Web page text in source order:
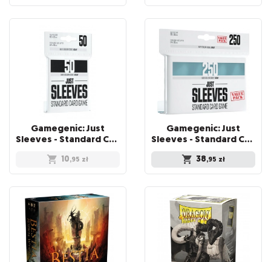
Gamegenic: Just
Sleeves - Standard Card Game Sleeves (66x91 mm), Czarne, 50 sztuk
10,95 zł
Gamegenic: Just
Sleeves - Standard Card Game Sleeves (66x92 mm) - Value Pack, 250 sztuk
38,95 zł